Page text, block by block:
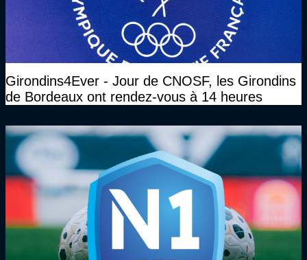
Girondins4Ever - Jour de CNOSF, les Girondins
de Bordeaux ont rendez-vous à 14 heures